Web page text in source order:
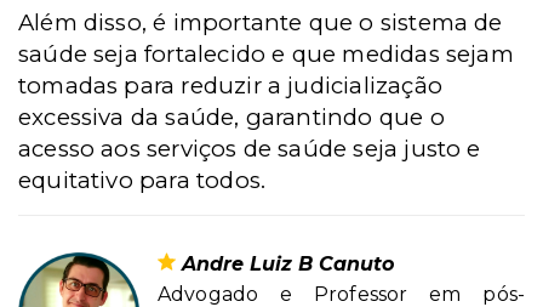
Além disso, é importante que o sistema de
saúde seja fortalecido e que medidas sejam
tomadas para reduzir a judicialização
excessiva da saúde, garantindo que o
acesso aos serviços de saúde seja justo e
equitativo para todos.
Andre Luiz B Canuto
Advogado e Professor em pós-